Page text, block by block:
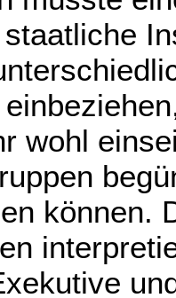
wohl
können.